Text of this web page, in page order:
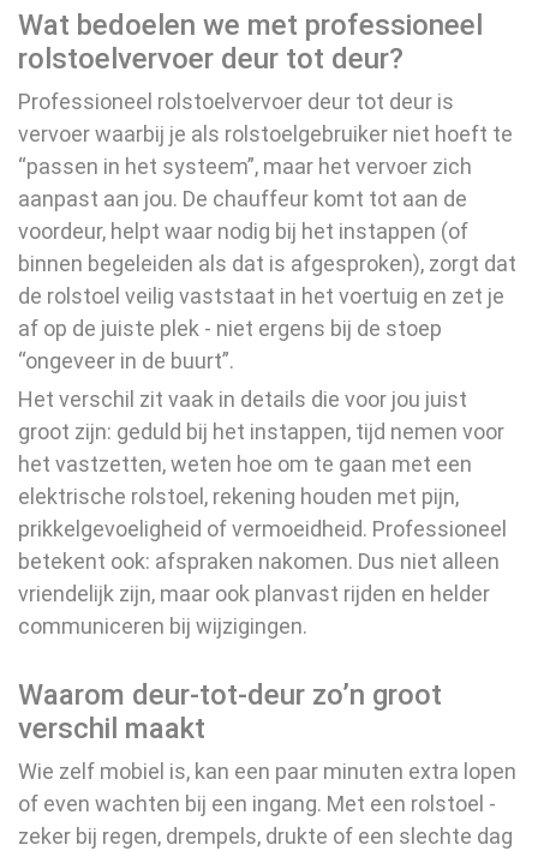
Wat bedoelen we met professioneel
rolstoelvervoer deur tot deur?
Professioneel rolstoelvervoer deur tot deur is
vervoer waarbij je als rolstoelgebruiker niet hoeft te
“passen in het systeem”, maar het vervoer zich
aanpast aan jou. De chauffeur komt tot aan de
voordeur, helpt waar nodig bij het instappen (of
binnen begeleiden als dat is afgesproken), zorgt dat
de rolstoel veilig vaststaat in het voertuig en zet je
af op de juiste plek - niet ergens bij de stoep
“ongeveer in de buurt”.
Het verschil zit vaak in details die voor jou juist
groot zijn: geduld bij het instappen, tijd nemen voor
het vastzetten, weten hoe om te gaan met een
elektrische rolstoel, rekening houden met pijn,
prikkelgevoeligheid of vermoeidheid. Professioneel
betekent ook: afspraken nakomen. Dus niet alleen
vriendelijk zijn, maar ook planvast rijden en helder
communiceren bij wijzigingen.
Waarom deur-tot-deur zo’n groot
verschil maakt
Wie zelf mobiel is, kan een paar minuten extra lopen
of even wachten bij een ingang. Met een rolstoel -
zeker bij regen, drempels, drukte of een slechte dag